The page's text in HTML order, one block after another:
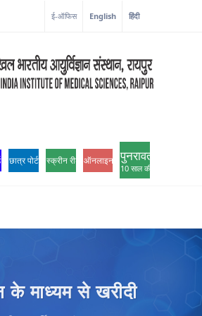
ई-ऑफिस English हिंदी
छात्र पोर्टल स्क्रीन रीडर एक्सेसऑनलाइन ओपीडी पंजीकरण
पुनरावर्तन
10 साल की उत्कृष्टता
माध्यम से खरीदी